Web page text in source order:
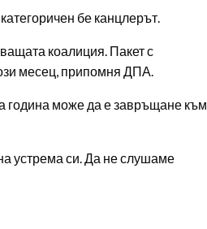
бе канцлерът.
коалиция. Пакет с
месец, припомня ДПА.
година може да е завръщане към
устрема си. Да не слушаме